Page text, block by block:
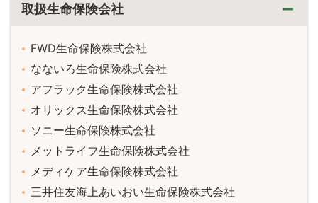
取扱生命保険会社
FWD生命保険株式会社
なないろ生命保険株式会社
アフラック生命保険株式会社
オリックス生命保険株式会社
ソニー生命保険株式会社
メットライフ生命保険株式会社
メディケア生命保険株式会社
三井住友海上あいおい生命保険株式会社